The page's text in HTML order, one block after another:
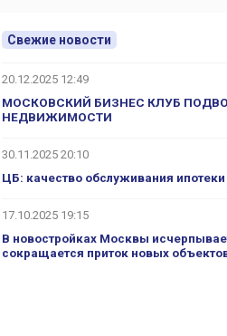
Свежие новости
20.12.2025 12:49
МОСКОВСКИЙ БИЗНЕС КЛУБ
НЕДВИЖИМОСТИ
30.11.2025 20:10
ЦБ: качество обслуживания
17.10.2025 19:15
В новостройках Москвы
сокращается приток новых